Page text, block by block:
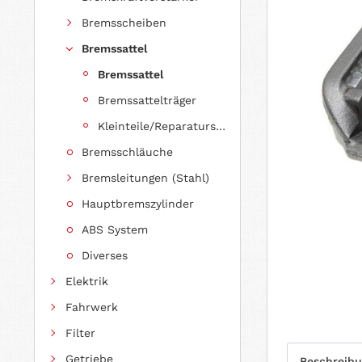
Bremsscheiben
Bremssattel
Bremssattel
Bremssattelträger
Kleinteile/Reparatursätze
Bremsschläuche
Bremsleitungen (Stahl)
Hauptbremszylinder
ABS System
Diverses
Elektrik
Fahrwerk
Filter
Getriebe